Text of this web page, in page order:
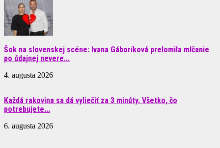
Šok na slovenskej scéne: Ivana Gáboríková prelomila mlčanie
po údajnej nevere...
4. augusta 2026
Každá rakovina sa dá vyliečiť za 3 minúty. Všetko, čo
potrebujete...
6. augusta 2026